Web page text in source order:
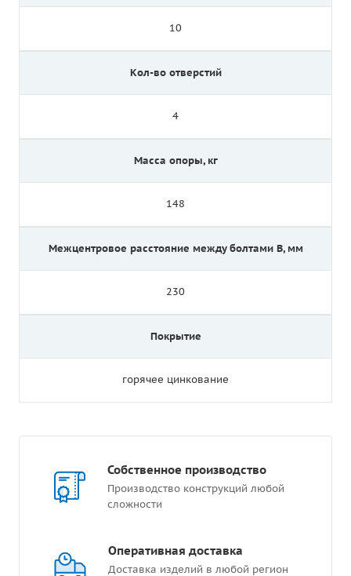
10
Кол-во отверстий
4
Масса опоры, кг
148
Межцентровое расстояние между болтами B, мм
230
Покрытие
горячее цинкование
Собственное производство
Производство конструкций любой
сложности
Оперативная доставка
Доставка изделий в любой регион